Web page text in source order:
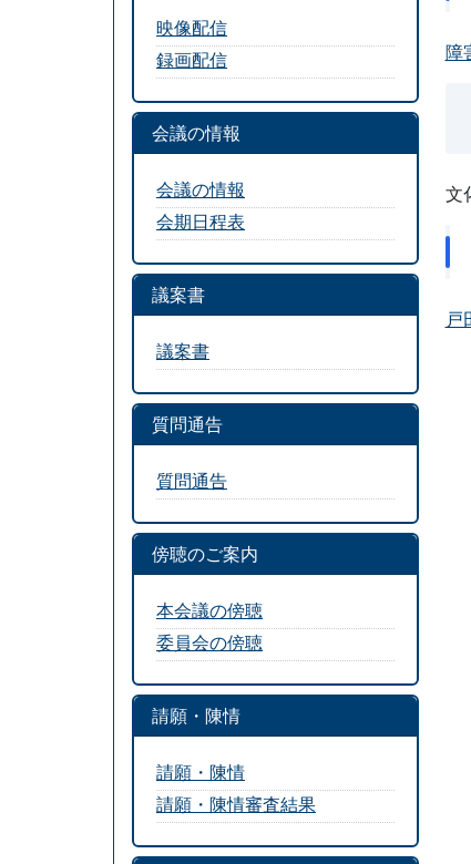
障
文
戸
映像配信
録画配信
会議の情報
会議の情報
会期日程表
議案書
議案書
質問通告
質問通告
傍聴のご案内
本会議の傍聴
委員会の傍聴
請願・陳情
請願・陳情
請願・陳情審査結果